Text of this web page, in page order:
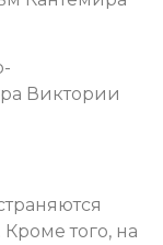
Виктории
того, на